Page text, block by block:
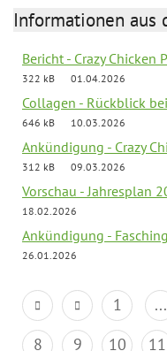
Informationen aus
Bericht - Crazy
322 kB
01.04.2026
Collagen - Rückblick
646 kB
10.03.2026
Ankündigung - Crazy
312 kB
09.03.2026
Vorschau - Jahresplan
18.02.2026
Ankündigung -
26.01.2026
1 ...
8
9 10 11